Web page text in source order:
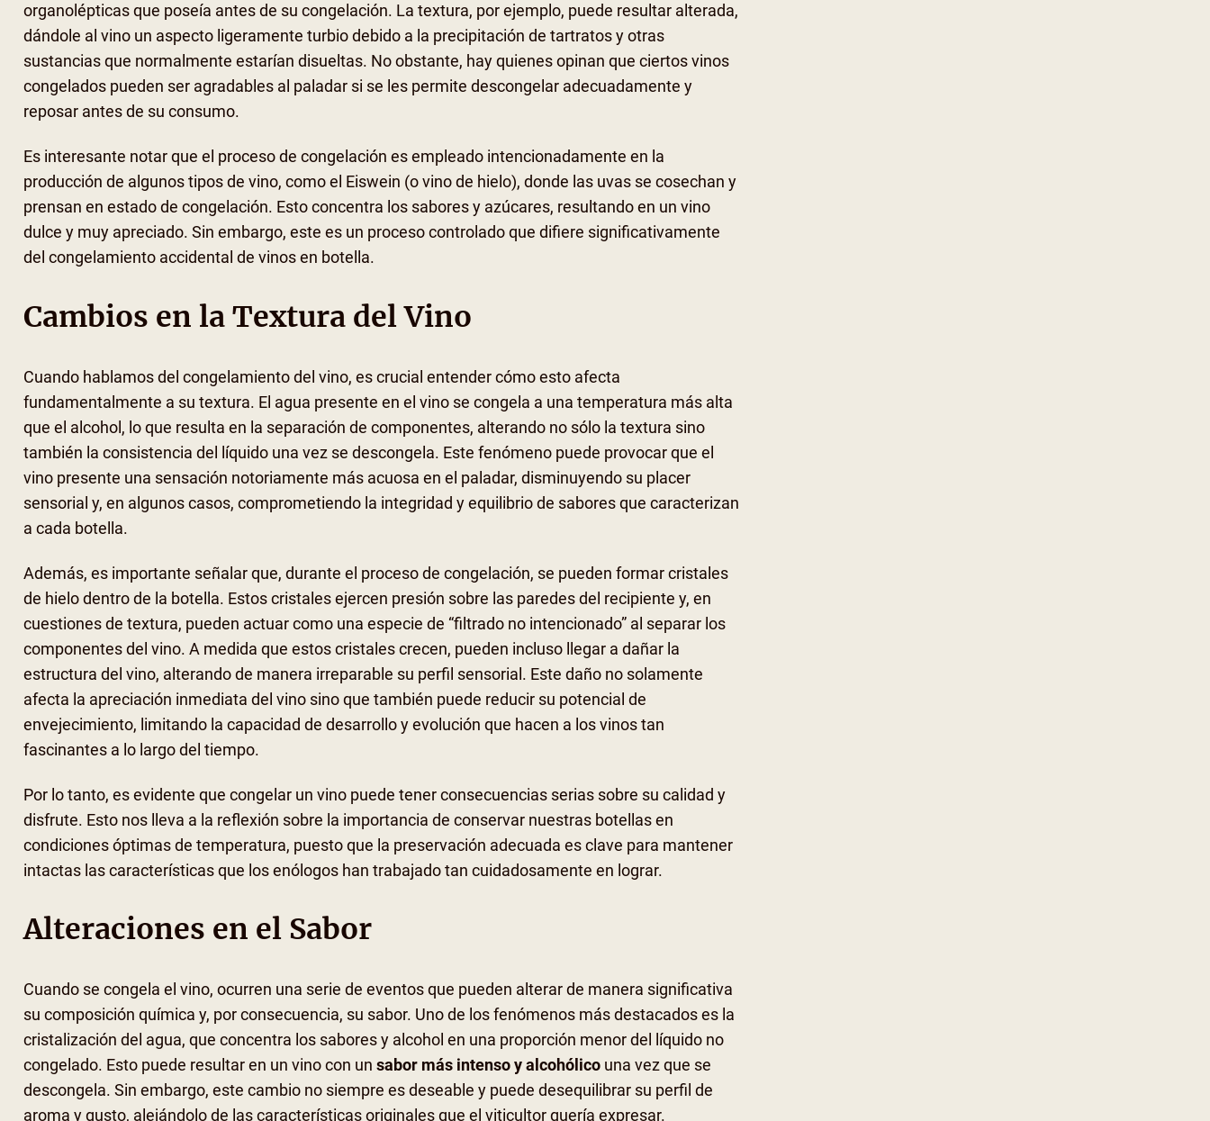
organolépticas que poseía antes de su congelación. La textura, por ejemplo, puede resultar alterada,
dándole al vino un aspecto ligeramente turbio debido a la precipitación de tartratos y otras
sustancias que normalmente estarían disueltas. No obstante, hay quienes opinan que ciertos vinos
congelados pueden ser agradables al paladar si se les permite descongelar adecuadamente y
reposar antes de su consumo.
Es interesante notar que el proceso de congelación es empleado intencionadamente en la
producción de algunos tipos de vino, como el Eiswein (o vino de hielo), donde las uvas se cosechan y
prensan en estado de congelación. Esto concentra los sabores y azúcares, resultando en un vino
dulce y muy apreciado. Sin embargo, este es un proceso controlado que difiere significativamente
del congelamiento accidental de vinos en botella.
Cambios en la Textura del Vino
Cuando hablamos del congelamiento del vino, es crucial entender cómo esto afecta
fundamentalmente a su textura. El agua presente en el vino se congela a una temperatura más alta
que el alcohol, lo que resulta en la separación de componentes, alterando no sólo la textura sino
también la consistencia del líquido una vez se descongela. Este fenómeno puede provocar que el
vino presente una sensación notoriamente más acuosa en el paladar, disminuyendo su placer
sensorial y, en algunos casos, comprometiendo la integridad y equilibrio de sabores que caracterizan
a cada botella.
Además, es importante señalar que, durante el proceso de congelación, se pueden formar cristales
de hielo dentro de la botella. Estos cristales ejercen presión sobre las paredes del recipiente y, en
cuestiones de textura, pueden actuar como una especie de “filtrado no intencionado” al separar los
componentes del vino. A medida que estos cristales crecen, pueden incluso llegar a dañar la
estructura del vino, alterando de manera irreparable su perfil sensorial. Este daño no solamente
afecta la apreciación inmediata del vino sino que también puede reducir su potencial de
envejecimiento, limitando la capacidad de desarrollo y evolución que hacen a los vinos tan
fascinantes a lo largo del tiempo.
Por lo tanto, es evidente que congelar un vino puede tener consecuencias serias sobre su calidad y
disfrute. Esto nos lleva a la reflexión sobre la importancia de conservar nuestras botellas en
condiciones óptimas de temperatura, puesto que la preservación adecuada es clave para mantener
intactas las características que los enólogos han trabajado tan cuidadosamente en lograr.
Alteraciones en el Sabor
Cuando se congela el vino, ocurren una serie de eventos que pueden alterar de manera significativa
su composición química y, por consecuencia, su sabor. Uno de los fenómenos más destacados es la
cristalización del agua, que concentra los sabores y alcohol en una proporción menor del líquido no
congelado. Esto puede resultar en un vino con un sabor más intenso y alcohólicouna vez que se
descongela. Sin embargo, este cambio no siempre es deseable y puede desequilibrar su perfil de
aroma y gusto, alejándolo de las características originales que el viticultor quería expresar.